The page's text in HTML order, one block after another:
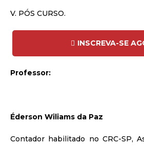
V. PÓS CURSO.
INSCREVA-SE
Professor:
Éderson Wiliams da Paz
Contador habilitado no CRC-SP,